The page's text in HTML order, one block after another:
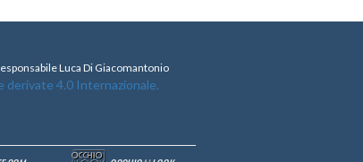
Luca Di Giacomantonio
derivate 4.0 Internazionale.